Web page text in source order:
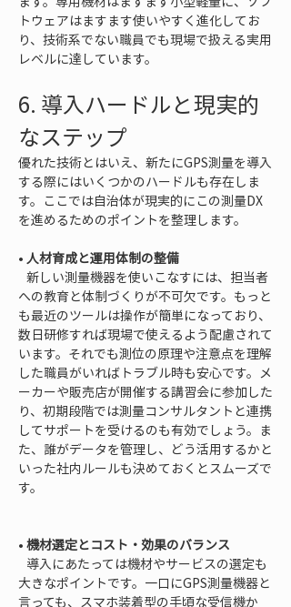
トウェアはますます使いやすく進化してお
り、技術系でない職員でも現場で扱える実用
レベルに達しています。
6. 導入ハードルと現実的
なステップ
優れた技術とはいえ、新たにGPS測量を導入
する際にはいくつかのハードルも存在しま
す。ここでは自治体が現実的にこの測量DX
を進めるためのポイントを整理します。
• 人材育成と運用体制の整備
への教育と体制づくりが不可欠です。もっと
も最近のツールは操作が簡単になっており、
数日研修すれば現場で使えるよう配慮されて
います。それでも測位の原理や注意点を理解
した職員がいればトラブル時も安心です。メ
ーカーや販売店が開催する講習会に参加した
り、初期段階では測量コンサルタントと連携
してサポートを受けるのも有効でしょう。ま
た、誰がデータを管理し、どう活用するかと
いった社内ルールも決めておくとスムーズで
す。
• 機材選定とコスト・効果のバランス
大きなポイントです。一口にGPS測量機器と
言っても、スマホ装着型の手頃な受信機か